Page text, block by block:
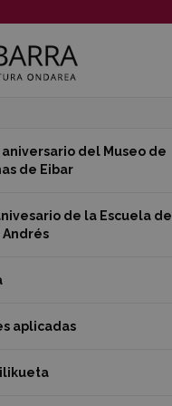
aniversario del Museo de
de Eibar
de la Escuela de
Andrés
aplicadas